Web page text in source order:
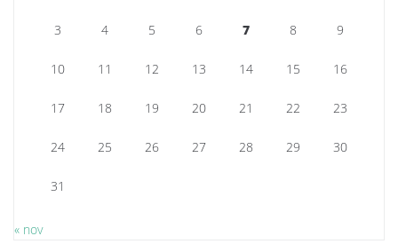
3 4 5 6 7 8 9
10 11 12 13 14 15 16
17 18 19 20 21 22 23
24 25 26 27 28 29 30
31
« nov